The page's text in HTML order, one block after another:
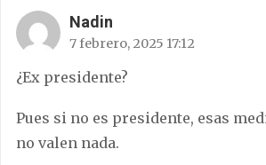
Nadin
7 febrero, 2025 17:12
¿Ex presidente?
Pues si no es presidente, esas
no valen nada.